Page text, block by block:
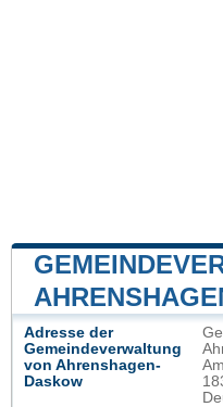
Adresse der
Gemeindeverwaltung
von Ahrenshagen-
Daskow